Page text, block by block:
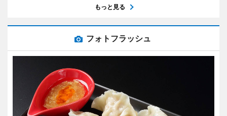
もっと見る
フォトフラッシュ